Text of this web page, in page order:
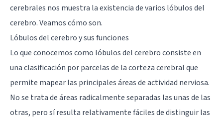
cerebrales nos muestra la existencia de varios lóbulos del
cerebro. Veamos cómo son.
Lóbulos del cerebro y sus funciones
Lo que conocemos como lóbulos del cerebro consiste en
una clasificación por parcelas de la corteza cerebral que
permite mapear las principales áreas de actividad nerviosa.
No se trata de áreas radicalmente separadas las unas de las
otras, pero sí resulta relativamente fáciles de distinguir las